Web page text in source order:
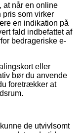
at når en online
pris som virker
en indikation på
fald indbefattet af
bedrageriske e-
eller
bør du anvende
foretrækker at
de utvivlsomt